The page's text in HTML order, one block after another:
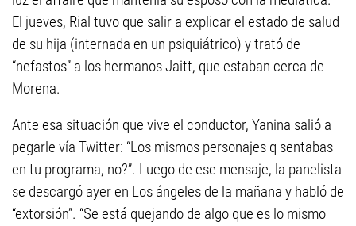
El jueves, Rial tuvo que salir a explicar el estado de salud
de su hija (internada en un psiquiátrico) y trató de
“nefastos” a los hermanos Jaitt, que estaban cerca de
Morena.
Ante esa situación que vive el conductor, Yanina salió a
pegarle vía Twitter: “Los mismos personajes q sentabas
en tu programa, no?”. Luego de ese mensaje, la panelista
se descargó ayer en Los ángeles de la mañana y habló de
“extorsión”. “Se está quejando de algo que es lo mismo